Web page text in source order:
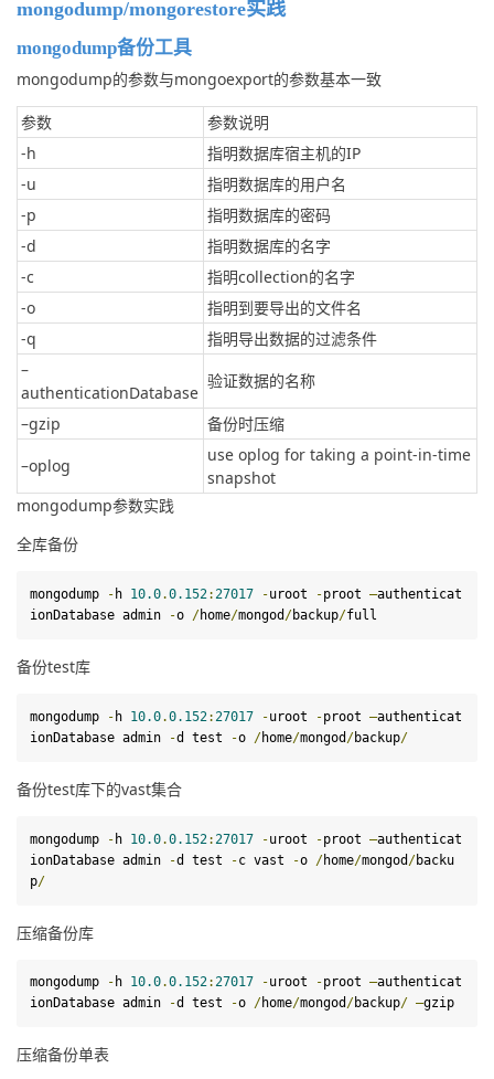
mongodump/mongorestore实践
mongodump备份工具
mongodump的参数与mongoexport的参数基本一致
参数
参数说明
-h
指明数据库宿主机的IP
-u
指明数据库的用户名
-p
指明数据库的密码
-d
指明数据库的名字
-c
指明collection的名字
-o
指明到要导出的文件名
-q
指明导出数据的过滤条件
–
authenticationDatabase
验证数据的名称
–gzip
备份时压缩
–oplog
use oplog for taking a point-in-time
snapshot
mongodump参数实践
全库备份
mongodump - h 10.0.0.152:27017 -uroot -proot –authenticat
ionDatabase admin
-o /home/mongod /backup/full
备份test库
mongodump - h 10.0.0.152:27017 -uroot -proot –authenticat
ionDatabase admin
-d test -o /home/mongod /backup/
备份test库下的vast集合
mongodump - h 10.0.0.152: 27017 -uroot -proot –authenticat
ionDatabase admin
-d test -c vast -o /home/mongod /backu
p/
压缩备份库
mongodump - h 10.0.0.152:27017 -uroot -proot –authenticat
ionDatabase admin
-d test -o /home/mongod /backup/ –gzip
压缩备份单表